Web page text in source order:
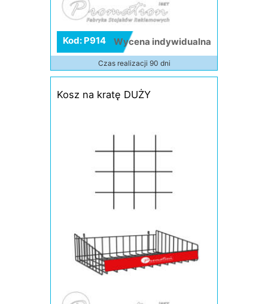
Kod: P914 Wycena indywidualna
Czas realizacji 90 dni
Kosz na kratę DUŻY